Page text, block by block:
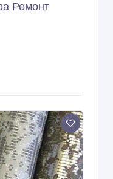
Ремонт